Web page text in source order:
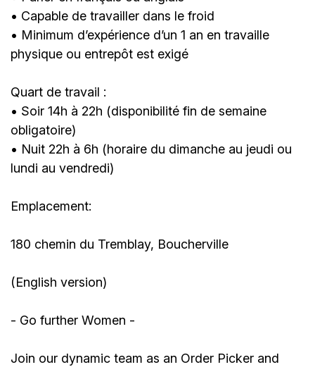
• Capable de travailler dans le froid
• Minimum d’expérience d’un 1 an en travaille
physique ou entrepôt est exigé
Quart de travail :
• Soir 14h à 22h (disponibilité fin de semaine
obligatoire)
• Nuit 22h à 6h (horaire du dimanche au jeudi ou
lundi au vendredi)
Emplacement:
180 chemin du Tremblay, Boucherville
(English version)
- Go further Women -
Join our dynamic team as an Order Picker and